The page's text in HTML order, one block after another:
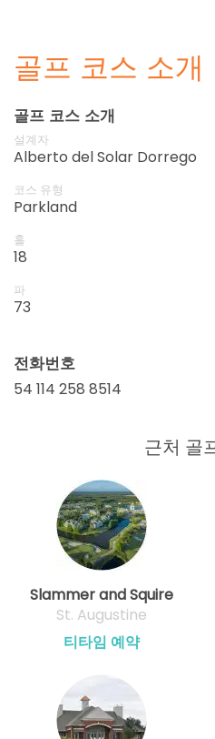
골프 코스 소개
골프 코스 소개
설계자
Alberto del Solar Dorrego
코스 유형
Parkland
홀
18
파
73
전화번호
54 114 258 8514
근처 골
Slammer and Squire
St. Augustine
티타임 예약